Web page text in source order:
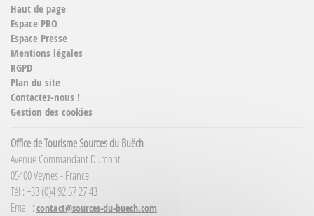
Haut de page
Espace PRO
Espace Presse
Mentions légales
RGPD
Plan du site
Contactez-nous !
Gestion des cookies
Office de Tourisme Sources du Buëch
Avenue Commandant Dumont
05400 Veynes - France
Tél : +33 (0)4 92 57 27 43
Email : contact@sources-du-buech.com